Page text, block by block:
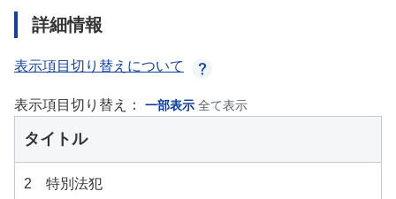
詳細情報
表示項目切り替えについて
表示項目切り替え： 一部表示 全て表示
タイトル
2 特別法犯